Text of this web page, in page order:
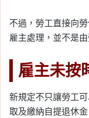
不過，勞工直接向
雇主處理，並不是
雇主未按
新規定不只讓勞工
取及繳納自提退休金